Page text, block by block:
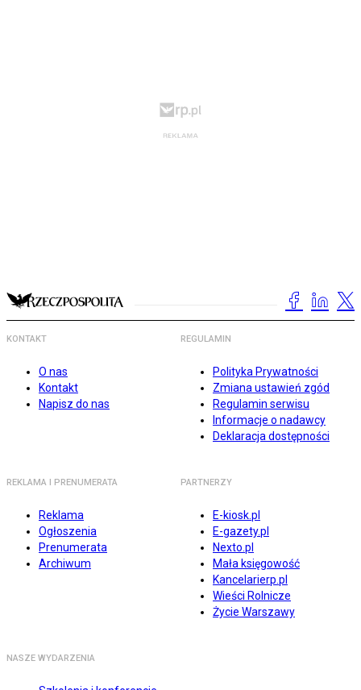
KONTAKT
O nas
Kontakt
Napisz do nas
REGULAMIN
Polityka Prywatności
Zmiana ustawień zgód
Regulamin serwisu
Informacje o nadawcy
Deklaracja dostępności
REKLAMA I PRENUMERATA
Reklama
Ogłoszenia
Prenumerata
Archiwum
PARTNERZY
E-kiosk.pl
E-gazety.pl
Nexto.pl
Mała księgowość
Kancelarierp.pl
Wieści Rolnicze
Życie Warszawy
NASZE WYDARZENIA